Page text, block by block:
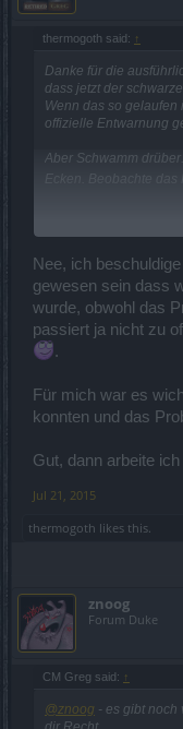
thermogoth said: ↑
Danke für die
dass jetzt der
Wenn das so
offizielle Entwarnung
Aber Schwamm
Unterstreichung,
Rahmen von
eine andere Wirkung.
Nee, ich
gewesen sein dass
wurde, obwohl das
passiert ja nicht zu
.
Für mich war es
konnten und das
Gut, dann arbeite
Jul 21, 2015
thermogoth likes this.
znoog
Forum Duke
CM Greg said: ↑
@znoog - es gibt noch